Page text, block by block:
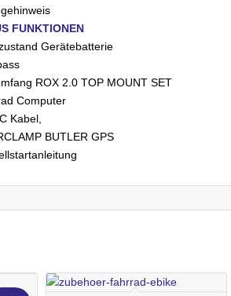
FUNKTIONEN
Gerätebatterie
ROX 2.0 TOP MOUNT SET
Computer
Kabel,
BUTLER GPS